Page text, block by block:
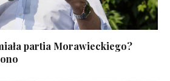
partia Morawieckiego?